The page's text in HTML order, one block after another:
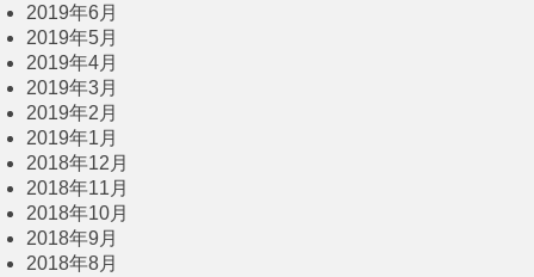
2019年6月
2019年5月
2019年4月
2019年3月
2019年2月
2019年1月
2018年12月
2018年11月
2018年10月
2018年9月
2018年8月